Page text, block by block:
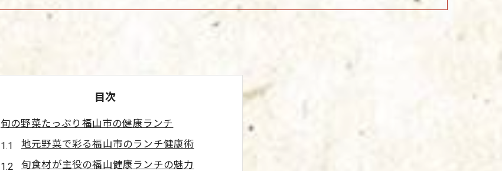
目次
旬の野菜たっぷり福山市の健康ランチ
地元野菜で彩る福山市のランチ健康術
旬食材が主役の福山健康ランチの魅力